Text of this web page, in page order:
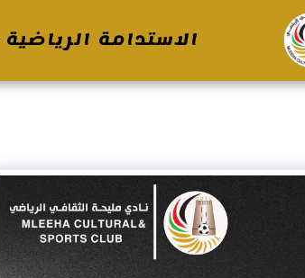
الاستدامة الرياضية